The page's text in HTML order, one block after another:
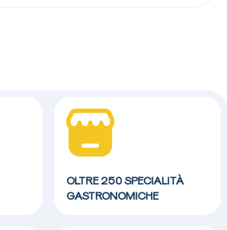
OLTRE 250 SPECIALITÀ
GASTRONOMICHE